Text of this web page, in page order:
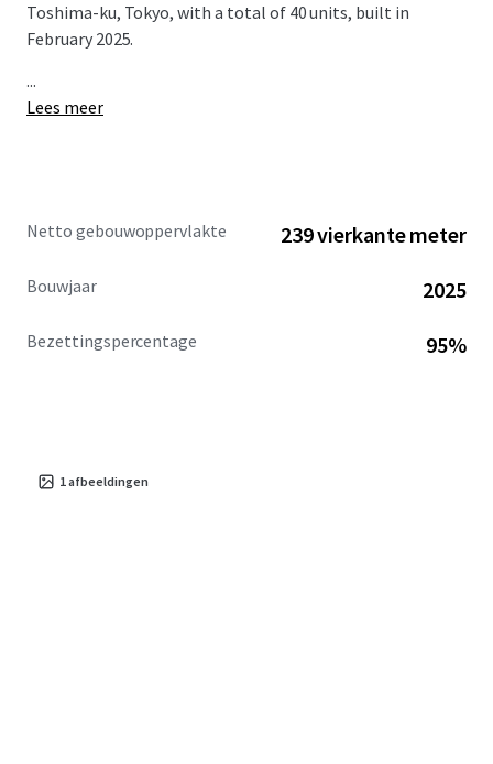
Toshima-ku, Tokyo, with a total of 40 units, built in
February 2025.
...
Lees meer
Netto gebouwoppervlakte 239 vierkante meter
Bouwjaar 2025
Bezettingspercentage 95%
1afbeeldingen